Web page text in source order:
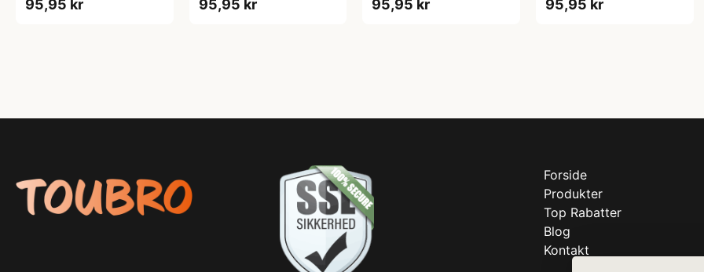
95,95 kr 95,95 kr 95,95 kr 95,95 kr
Forside
Produkter
Top Rabatter
Blog
Kontakt